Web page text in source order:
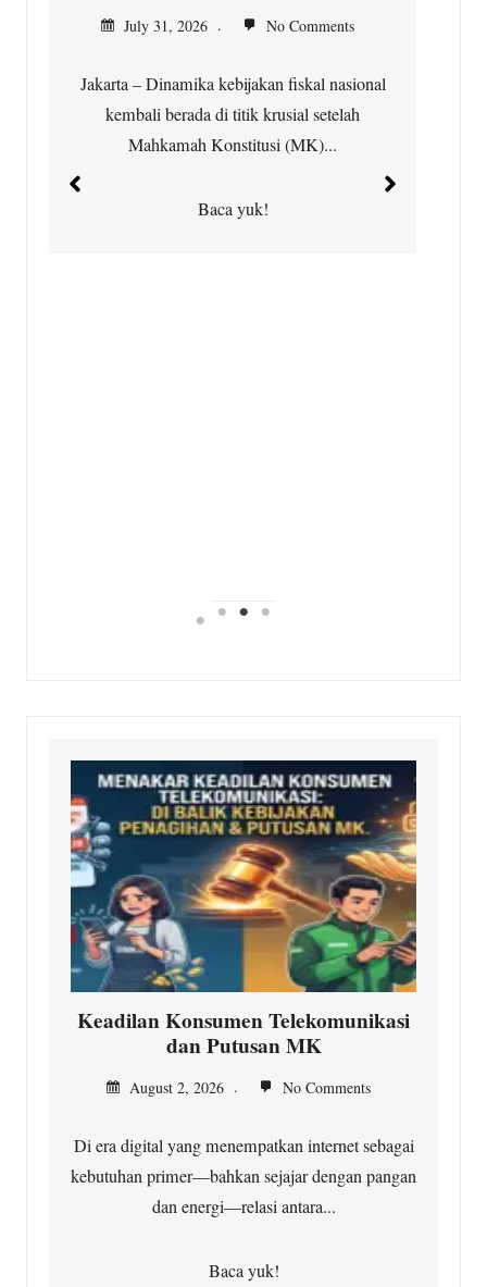
July 31, 2026 No Comments
Jakarta – Dinamika kebijakan fiskal nasional
kembali berada di titik krusial setelah
Mahkamah Konstitusi (MK)...
Baca yuk!
Keadilan Konsumen Telekomunikasi
dan Putusan MK
August 2, 2026 No Comments
Di era digital yang menempatkan internet sebagai
kebutuhan primer—bahkan sejajar dengan pangan
dan energi—relasi antara...
Baca yuk!